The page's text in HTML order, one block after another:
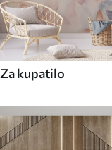
Za kupatilo